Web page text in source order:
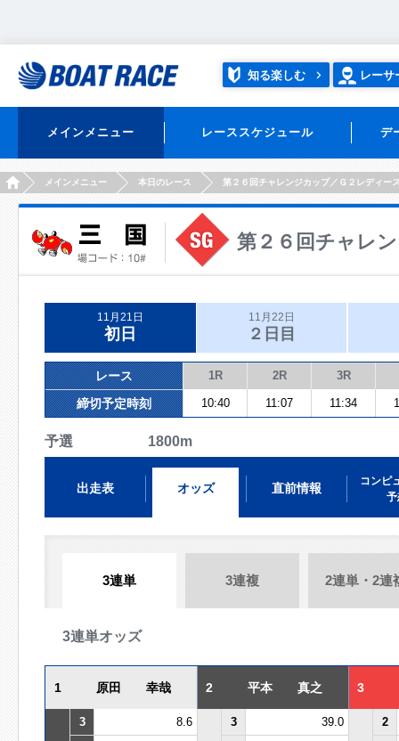
知る楽しむ レーサ
メインメニュー レーススケジュール デ
HOMEメインメニュー 本日のレース 第２６回チャレンジカップ／Ｇ２レディー
第２６回チャレ
11月21日
初日
11月22日
２日目
レース 1R 2R 3R
締切予定時刻 10:40 11:07 11:34
予選 1800m
出走表 オッズ 直前情報
コンピ
予
3連単 3連複 2連単・2連
3連単オッズ
1 原田 幸哉 2 平本 真之 3
3 8.6 3 39.0
2